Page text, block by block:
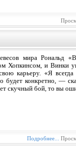
мира Рональд
Хопкинсом, и Винки
карьеру. «Я
будет конкретно, —
скучный бой, то вы
Подробнее...